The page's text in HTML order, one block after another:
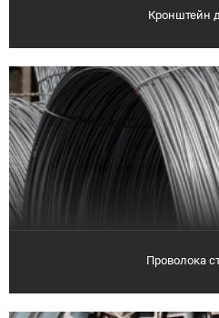
Кронштейн
Проволока